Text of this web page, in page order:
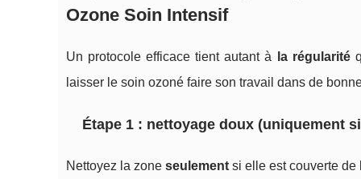
Ozone Soin Intensif
Un protocole efficace tient autant à la régularité
laisser le soin ozoné faire son travail dans de
Étape 1 : nettoyage doux (uniquement
Nettoyez la zone seulement si elle est couverte de